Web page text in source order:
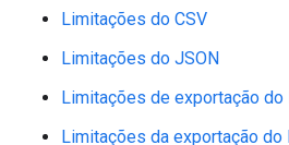
Limitações do CSV
Limitações do JSON
Limitações de exportação do
Limitações da exportação do